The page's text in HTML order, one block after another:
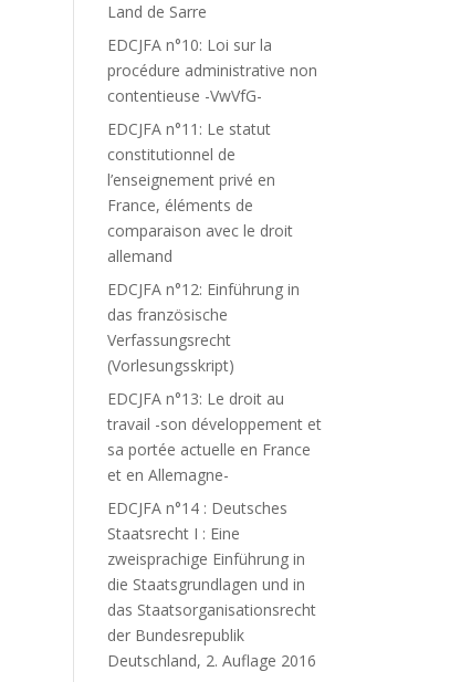
Land de Sarre
EDCJFA n°10: Loi sur la
procédure administrative non
contentieuse -VwVfG-
EDCJFA n°11: Le statut
constitutionnel de
l’enseignement privé en
France, éléments de
comparaison avec le droit
allemand
EDCJFA n°12: Einführung in
das französische
Verfassungsrecht
(Vorlesungsskript)
EDCJFA n°13: Le droit au
travail -son développement et
sa portée actuelle en France
et en Allemagne-
EDCJFA n°14 : Deutsches
Staatsrecht I : Eine
zweisprachige Einführung in
die Staatsgrundlagen und in
das Staatsorganisationsrecht
der Bundesrepublik
Deutschland, 2. Auflage 2016